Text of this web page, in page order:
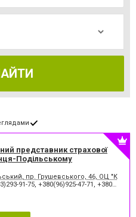
представник страхової
Подільському
пр. Грушевського, 46, ОЦ
91-75, +380(96)925-47-71 , +380(73)327-54-83